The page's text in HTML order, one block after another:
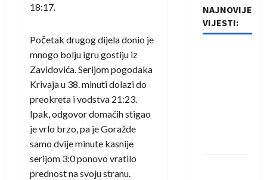
18:17.
Početak drugog dijela donio je
mnogo bolju igru gostiju iz
Zavidovića. Serijom pogodaka
Krivaja u 38. minuti dolazi do
preokreta i vodstva 21:23.
Ipak, odgovor domaćih stigao
je vrlo brzo, pa je Goražde
samo dvije minute kasnije
serijom 3:0 ponovo vratilo
prednost na svoju stranu.
NAJNOVIJE
VIJESTI: